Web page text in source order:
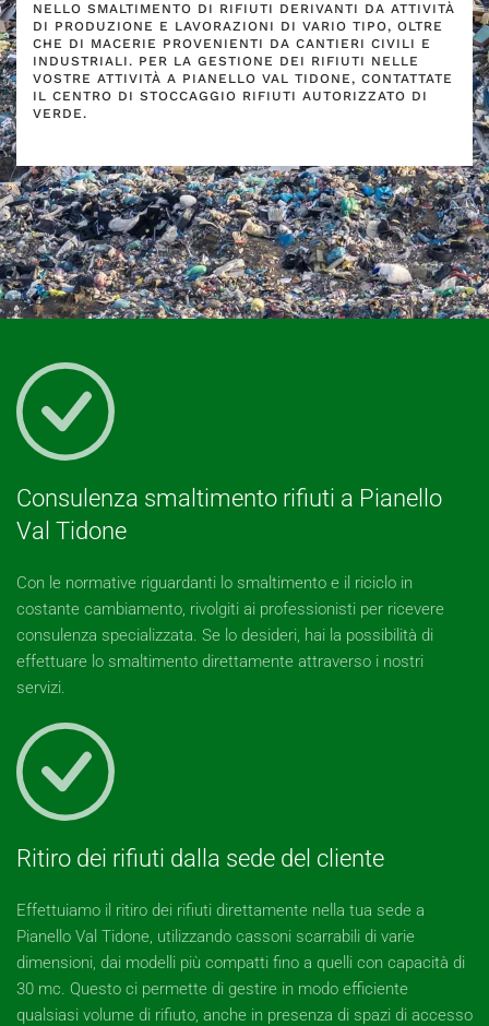
NELLO SMALTIMENTO DI RIFIUTI DERIVANTI DA ATTIVITÀ
DI PRODUZIONE E LAVORAZIONI DI VARIO TIPO, OLTRE
CHE DI MACERIE PROVENIENTI DA CANTIERI CIVILI E
INDUSTRIALI. PER LA GESTIONE DEI RIFIUTI NELLE
VOSTRE ATTIVITÀ A PIANELLO VAL TIDONE, CONTATTATE
IL CENTRO DI STOCCAGGIO RIFIUTI AUTORIZZATO DI
VERDE.
Consulenza smaltimento rifiuti a Pianello
Val Tidone
Con le normative riguardanti lo smaltimento e il riciclo in
costante cambiamento, rivolgiti ai professionisti per ricevere
consulenza specializzata. Se lo desideri, hai la possibilità di
effettuare lo smaltimento direttamente attraverso i nostri
servizi.
Ritiro dei rifiuti dalla sede del cliente
Effettuiamo il ritiro dei rifiuti direttamente nella tua sede a
Pianello Val Tidone, utilizzando cassoni scarrabili di varie
dimensioni, dai modelli più compatti fino a quelli con capacità di
30 mc. Questo ci permette di gestire in modo efficiente
qualsiasi volume di rifiuto, anche in presenza di spazi di accesso